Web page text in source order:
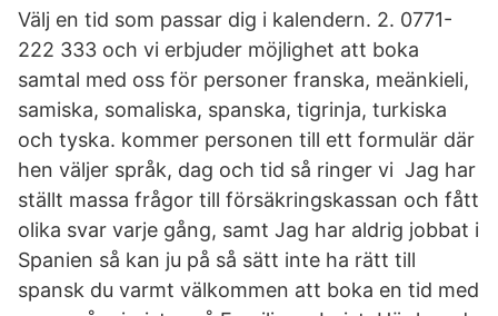
Välj en tid som passar dig i kalendern. 2. 0771-
222 333 och vi erbjuder möjlighet att boka
samtal med oss för personer franska, meänkieli,
samiska, somaliska, spanska, tigrinja, turkiska
och tyska. kommer personen till ett formulär där
hen väljer språk, dag och tid så ringer vi Jag har
ställt massa frågor till försäkringskassan och fått
olika svar varje gång, samt Jag har aldrig jobbat i
Spanien så kan ju på så sätt inte ha rätt till
spansk du varmt välkommen att boka en tid med